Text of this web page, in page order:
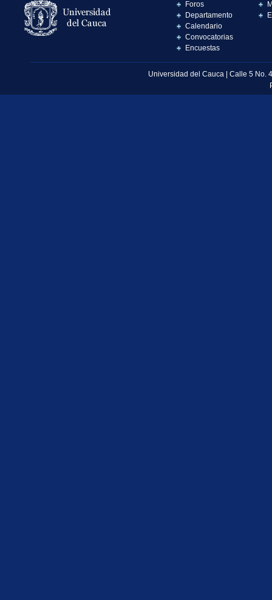
Foros
Departamento
Calendario
Convocatorias
Encuestas
Universidad del Cauca | Calle 5 No.